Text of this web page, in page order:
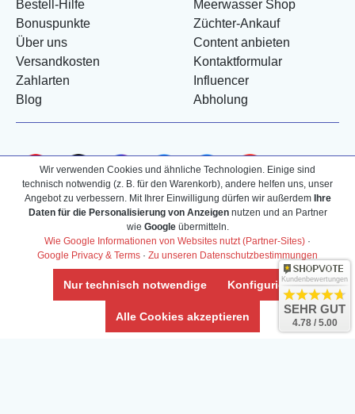
Bestell-Hilfe
Bonuspunkte
Über uns
Versandkosten
Zahlarten
Blog
Meerwasser Shop
Züchter-Ankauf
Content anbieten
Kontaktformular
Influencer
Abholung
Wir verwenden Cookies und ähnliche Technologien. Einige sind
technisch notwendig (z. B. für den Warenkorb), andere helfen uns, unser
Angebot zu verbessern. Mit Ihrer Einwilligung dürfen wir außerdem Ihre
Daten für die Personalisierung von Anzeigennutzen und an Partner
wie Googleübermitteln.
Wie Google Informationen von Websites nutzt (Partner-Sites) ·
Google Privacy & Terms · Zu unseren Datenschutzbestimmungen
Nur technisch notwendige Konfigurieren
Alle Cookies akzeptieren
Kundenbewertungen
SEHR GUT
4.78 / 5.00